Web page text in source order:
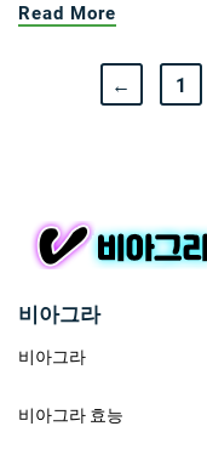
Read More
← 1
비아그라
비아그라
비아그라 효능